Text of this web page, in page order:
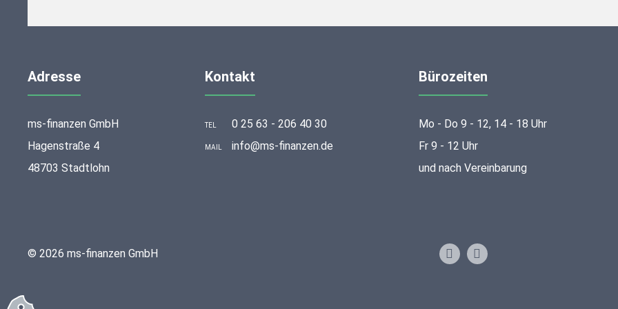
Adresse
ms-finanzen GmbH
Hagenstraße 4
48703 Stadtlohn
Kontakt
TEL 0 25 63 - 206 40 30
MAIL info@ms-finanzen.de
Bürozeiten
Mo - Do 9 - 12, 14 - 18 Uhr
Fr 9 - 12 Uhr
und nach Vereinbarung
© 2026 ms-finanzen GmbH